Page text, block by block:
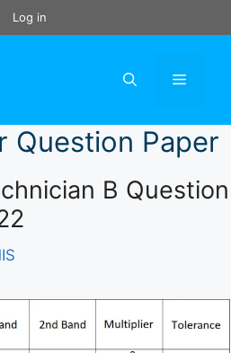
Log in
Menu
Question Paper
B Question